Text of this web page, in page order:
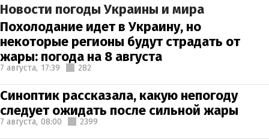
Новости погоды Украины и мира
Похолодание идет в Украину, но
некоторые регионы будут страдать от
жары: погода на 8 августа
7 августа, 17:39 282
Синоптик рассказала, какую непогоду
следует ожидать после сильной жары
7 августа, 08:00 2399